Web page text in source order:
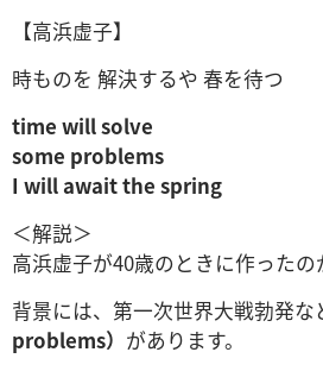
【高浜虚子】
時ものを 解決するや 春を待つ
time will solve
some problems
I will await the spring
＜解説＞
高浜虚子が40歳のときに作ったの
背景には、第一次世界大戦勃発な
problems） があります。